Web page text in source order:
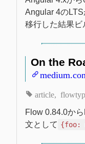
Angular 4の
移行した結果ビ
On the
article
Flow 0.84.0か
文として {foo: